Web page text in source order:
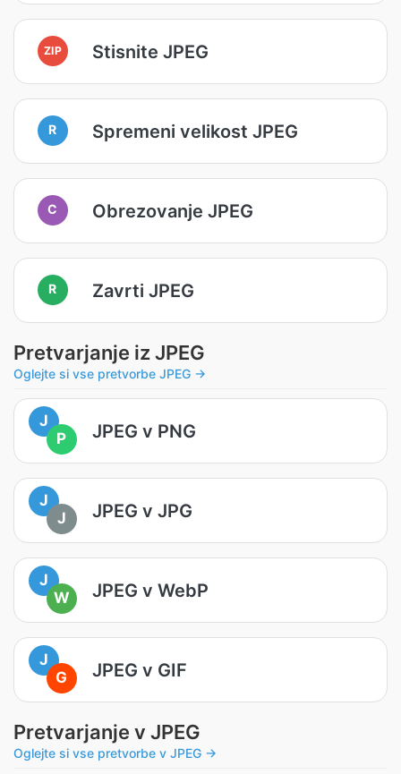
ZIP Stisnite JPEG
R Spremeni velikost JPEG
C Obrezovanje JPEG
R Zavrti JPEG
Pretvarjanje iz JPEG
Oglejte si vse pretvorbe JPEG →
J
P
JPEG v PNG
J
J
JPEG v JPG
J
W
JPEG v WebP
J
G
JPEG v GIF
Pretvarjanje v JPEG
Oglejte si vse pretvorbe v JPEG →